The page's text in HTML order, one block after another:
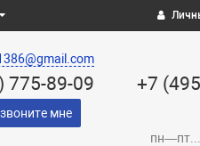
+7
775-89-09
мне